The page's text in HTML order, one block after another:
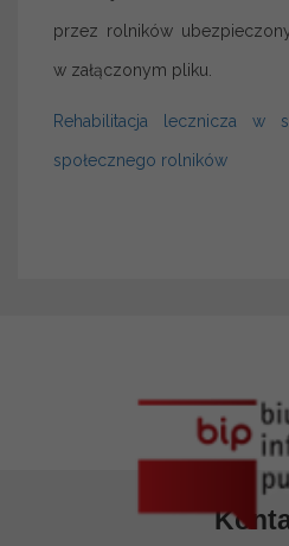
przez rolników
w załączonym pliku.
Rehabilitacja lecznicza w
społecznego rolników